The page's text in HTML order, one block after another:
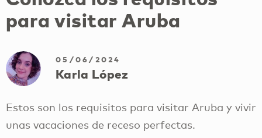
para visitar Aruba
05/06/2024
Karla López
Estos son los requisitos para visitar Aruba y vivir
unas vacaciones de receso perfectas.